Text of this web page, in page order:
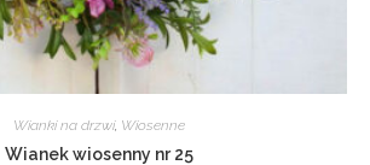
Wianki na drzwi, Wiosenne
Wianek wiosenny nr 25